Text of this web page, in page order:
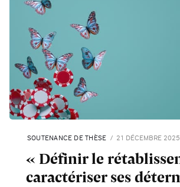
SOUTENANCE DE THÈSE 21 DÉCEMBRE 2025
« Définir le
caractériser ses